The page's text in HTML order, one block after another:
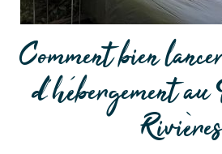
Comment bien
d'hébergement
Rivières